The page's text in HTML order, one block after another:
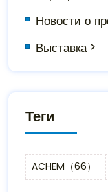
Новости о
Выставка
Теги
ACHEM（66）